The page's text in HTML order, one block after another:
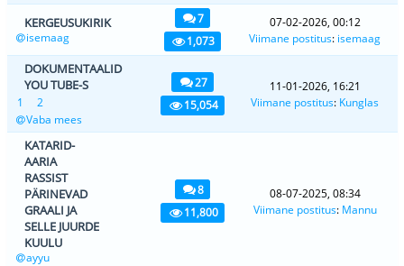
KERGEUSUKIRIK
isemaag
7
1,073
07-02-2026, 00:12
Viimane postitus: isemaag
DOKUMENTAALID
YOU TUBE-S
1
2
Vaba mees
27
15,054
11-01-2026, 16:21
Viimane postitus: Kunglas
KATARID-
AARIA
RASSIST
PÄRINEVAD
GRAALI JA
SELLE JUURDE
KUULU
ayyu
8
11,800
08-07-2025, 08:34
Viimane postitus: Mannu